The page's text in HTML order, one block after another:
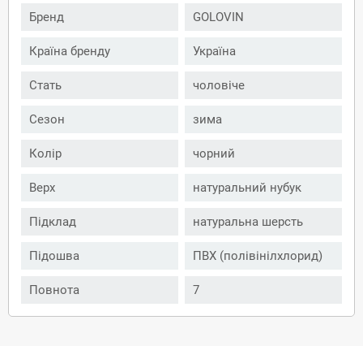
Бренд GOLOVIN
Країна бренду Україна
Стать чоловіче
Сезон зима
Колір чорний
Верх натуральний нубук
Підклад натуральна шерсть
Підошва ПВХ (полівінілхлорид)
Повнота 7